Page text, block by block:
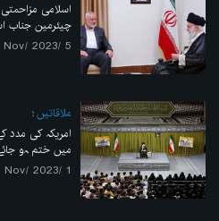
اسلامی
چیئرمین جناب
5 /Nov/ 2023
ملاقاتیں
امریکہ کی مدد
میں ختم ہو
1 /Nov/ 2023